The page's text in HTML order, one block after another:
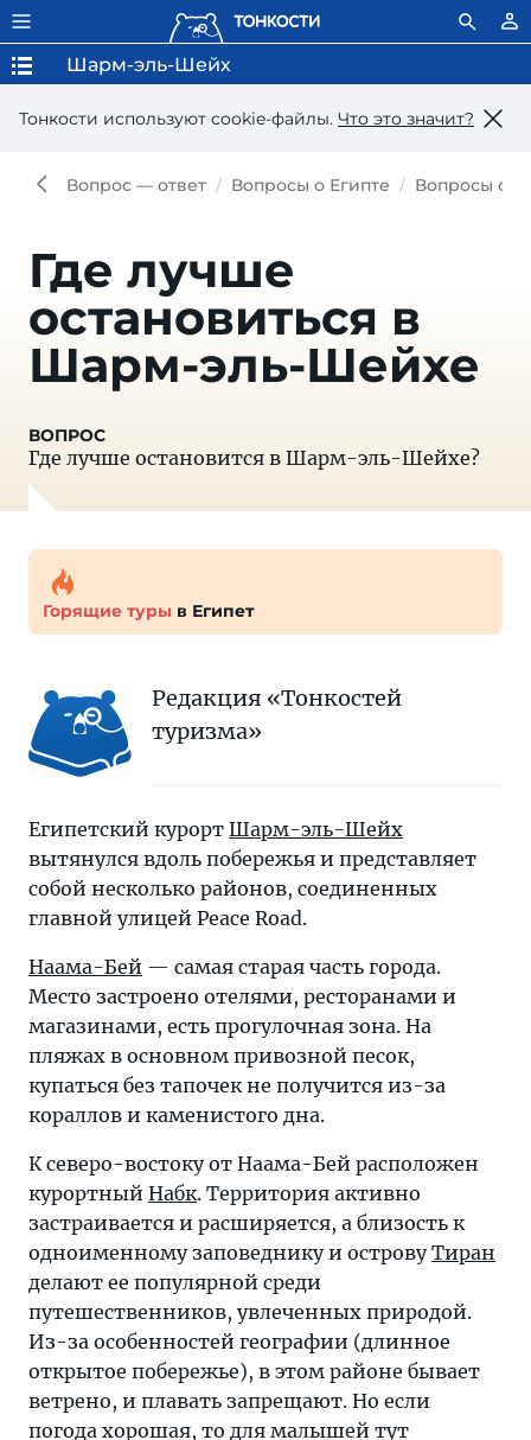
Тонкости используют сookie-файлы. Что это значит?
Шарм-эль-Шейх
Вопрос — ответ Вопросы о Египте Вопросы о
Где лучше
остановиться в
Шарм-эль-Шейхе
Где лучше остановится в Шарм-эль-Шейхе?
Горящие туры в Египет
Редакция «Тонкостей
туризма»
Египетский курорт Шарм-эль-Шейх
вытянулся вдоль побережья и представляет
собой несколько районов, соединенных
главной улицей Peace Road.
Наама-Бей — самая старая часть города.
Место застроено отелями, ресторанами и
магазинами, есть прогулочная зона. На
пляжах в основном привозной песок,
купаться без тапочек не получится из-за
кораллов и каменистого дна.
К северо-востоку от Наама-Бей расположен
курортный Набк. Территория активно
застраивается и расширяется, а близость к
одноименному заповеднику и островуТиран
делают ее популярной среди
путешественников, увлеченных природой.
Из-за особенностей географии (длинное
открытое побережье), в этом районе бывает
ветрено, и плавать запрещают. Но если
погода хорошая, то для малышей тут